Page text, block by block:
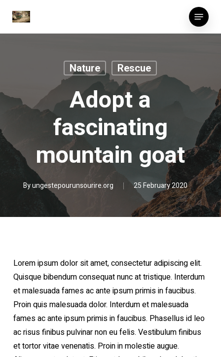
main
Menu
Nature Rescue
Adopt a
fascinating
mountain goat
Byungestepourunsourire.org 25 February 2020
Lorem ipsum dolor sit amet, consectetur adipiscing elit.
Quisque bibendum consequat nunc at tristique. Interdum
et malesuada fames ac ante ipsum primis in faucibus.
Proin quis malesuada dolor. Interdum et malesuada
fames ac ante ipsum primis in faucibus. Phasellus id leo
ac risus finibus pulvinar non eu felis. Vestibulum finibus
et tortor vitae venenatis. Proin in molestie augue.